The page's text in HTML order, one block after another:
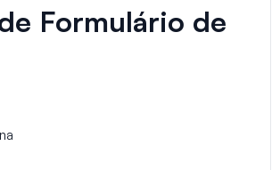
Formulário de